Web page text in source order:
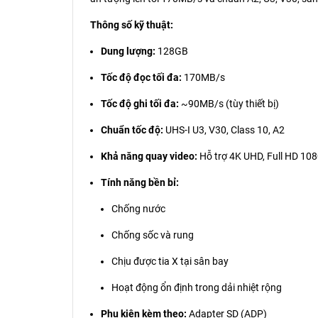
Thông số kỹ thuật:
Dung lượng: 128GB
Tốc độ đọc tối đa: 170MB/s
Tốc độ ghi tối đa: ~90MB/s (tùy thiết bị)
Chuẩn tốc độ: UHS-I U3, V30, Class 10, A2
Khả năng quay video: Hỗ trợ 4K UHD, Full HD
Tính năng bền bỉ:
Chống nước
Chống sốc và rung
Chịu được tia X tại sân bay
Hoạt động ổn định trong dải nhiệt rộng
Phụ kiện kèm theo: Adapter SD (ADP)